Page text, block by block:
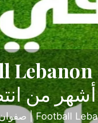
نجاح
الأولى
بالإثارة والصراع